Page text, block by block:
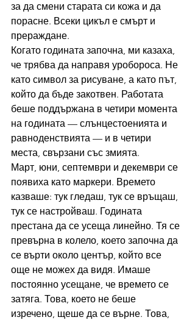
за да смени старата си кожа и да
порасне. Всеки цикъл е смърт и
прераждане.
Когато годината започна, ми казаха,
че трябва да направя уробороса. Не
като символ за рисуване, а като път,
който да бъде закотвен. Работата
беше поддържана в четири момента
на годината — слънцестоенията и
равноденствията — и в четири
места, свързани със змията.
Март, юни, септември и декември се
появиха като маркери. Времето
казваше: тук гледаш, тук се връщаш,
тук се настройваш. Годината
престана да се усеща линейно. Тя се
превърна в колело, което започна да
се върти около център, който все
още не можех да видя. Имаше
постоянно усещане, че времето се
затяга. Това, което не беше
изречено, щеше да се върне. Това,